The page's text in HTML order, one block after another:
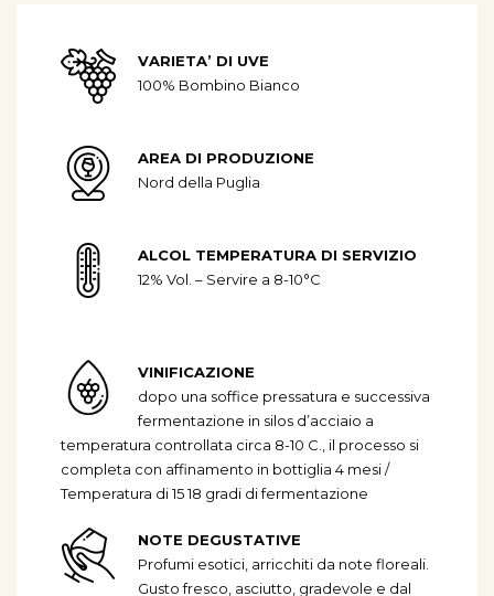
VARIETA’ DI UVE
100% Bombino Bianco
AREA DI PRODUZIONE
Nord della Puglia
ALCOL TEMPERATURA DI SERVIZIO
12% Vol. – Servire a 8-10°C
VINIFICAZIONE
dopo una soffice pressatura e successiva
fermentazione in silos d’acciaio a
temperatura controllata circa 8-10 C., il processo si
completa con affinamento in bottiglia 4 mesi /
Temperatura di 15 18 gradi di fermentazione
NOTE DEGUSTATIVE
Profumi esotici, arricchiti da note floreali.
Gusto fresco, asciutto, gradevole e dal